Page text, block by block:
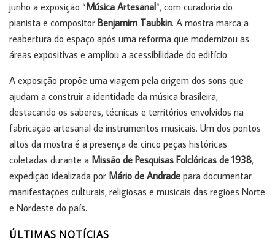
junho a exposição “Música Artesanal“, com curadoria do
pianista e compositor Benjamim Taubkin. A mostra marca a
reabertura do espaço após uma reforma que modernizou as
áreas expositivas e ampliou a acessibilidade do edifício.
A exposição propõe uma viagem pela origem dos sons que
ajudam a construir a identidade da música brasileira,
destacando os saberes, técnicas e territórios envolvidos na
fabricação artesanal de instrumentos musicais. Um dos pontos
altos da mostra é a presença de cinco peças históricas
coletadas durante a Missão de Pesquisas Folclóricas de 1938,
expedição idealizada por Mário de Andrade para documentar
manifestações culturais, religiosas e musicais das regiões Norte
e Nordeste do país.
ÚLTIMAS NOTÍCIAS